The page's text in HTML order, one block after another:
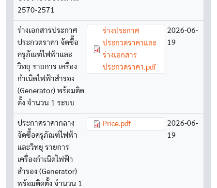
2570-2571
ร่างเอกสารประกาศ
ประกวดราคา จัดซื้อ
ครุภัณฑ์ไฟฟ้าและ
วิทยุ รายการ เครื่อง
กำเนิดไฟฟ้าสำรอง
(Generator) พร้อมติด
ตั้ง จำนวน 1 ระบบ
Document
ร่างประกาศ
ประกวดราคาและ
ร่างเอกสาร
ประกวดราคา.pdf
2026-06-
19
ประกาศราคากลาง
จัดซื้อครุภัณฑ์ไฟฟ้า
และวิทยุ รายการ
เครื่องกำเนิดไฟฟ้า
สำรอง (Generator)
พร้อมติดตั้ง จำนวน 1
Document
Price.pdf
2026-06-
19